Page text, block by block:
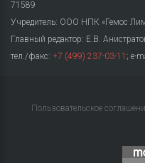
71589
Учредитель: ООО НПК «Гемос
Главный редактор: Е.В.
тел./факс: +7 (499) 237-03-11 ; e-
Пользовательское